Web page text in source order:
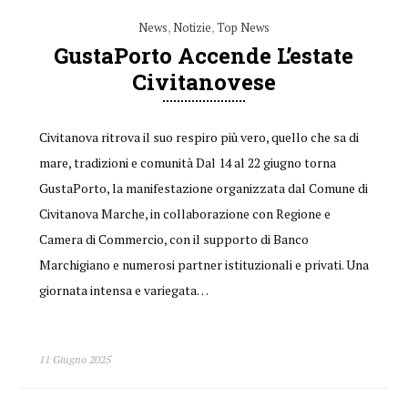
News,Notizie,Top News
GustaPorto Accende L’estate
Civitanovese
Civitanova ritrova il suo respiro più vero, quello che sa di
mare, tradizioni e comunità Dal 14 al 22 giugno torna
GustaPorto, la manifestazione organizzata dal Comune di
Civitanova Marche, in collaborazione con Regione e
Camera di Commercio, con il supporto di Banco
Marchigiano e numerosi partner istituzionali e privati. Una
giornata intensa e variegata…
11 Giugno 2025